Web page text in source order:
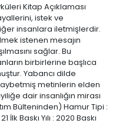
Kitap Açıklaması
istek ve
insanlara iletmişlerdir.
istenen mesajın
sağlar. Bu
birbirlerine başlıca
Yabancı dilde
metinlerin elden
dair insanlığın mirası
Bülteninden) Hamur Tipi :
İlk Baskı Yılı : 2020 Baskı